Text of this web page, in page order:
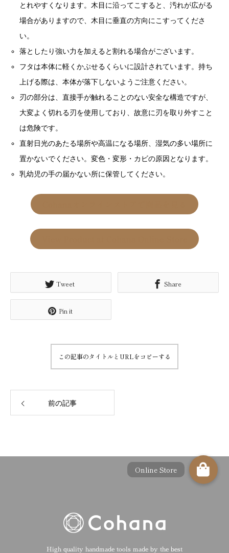
とれやすくなります。木目に沿ってこすると、汚れが広がる
場合がありますので、木目に垂直の方向にこすってくださ
い。
落としたり強い力を加えると割れる場合がございます。
フタは本体に軽くかぶせるくらいに設計されています。持ち
上げる際は、本体が落下しないようご注意ください。
刃の部分は、直接手が触れることのない安全な構造ですが、
大変よく切れる刃を使用しており、故意に刃を取り外すこと
は危険です。
直射日光のあたる場所や高温になる場所、湿気の多い場所に
置かないでください。変色・変形・カビの原因となります。
乳幼児の手の届かない所に保管してください。
Tweet Share
Pin it
この記事のタイトルとURLをコピーする
前の記事
High quality handmade tools made by the best